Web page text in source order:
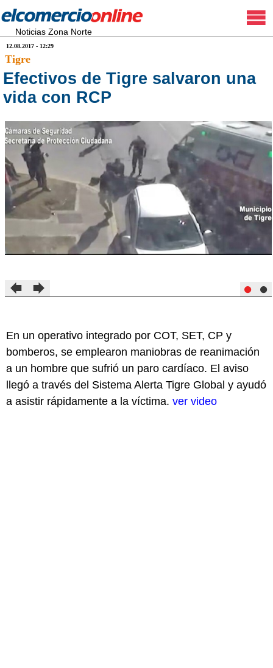
Noticias Zona Norte
12.08.2017 - 12:29
Tigre
Efectivos de Tigre salvaron una
vida con RCP
En un operativo integrado por COT, SET, CP y
bomberos, se emplearon maniobras de reanimación
a un hombre que sufrió un paro cardíaco. El aviso
llegó a través del Sistema Alerta Tigre Global y ayudó
a asistir rápidamente a la víctima. ver video